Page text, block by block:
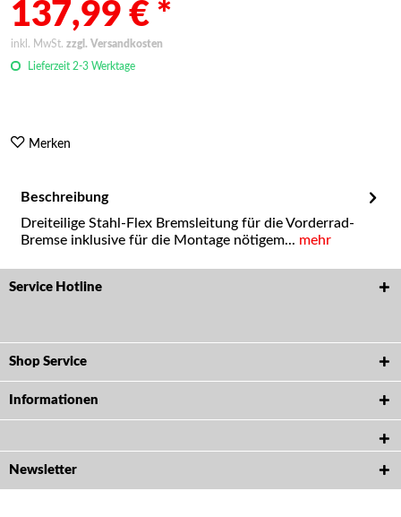
137,99 € *
inkl. MwSt. zzgl. Versandkosten
Lieferzeit 2-3 Werktage
Merken
Beschreibung
Dreiteilige Stahl-Flex Bremsleitung für die Vorderrad-
Bremse inklusive für die Montage nötigem... mehr
Service Hotline
Shop Service
Informationen
Newsletter